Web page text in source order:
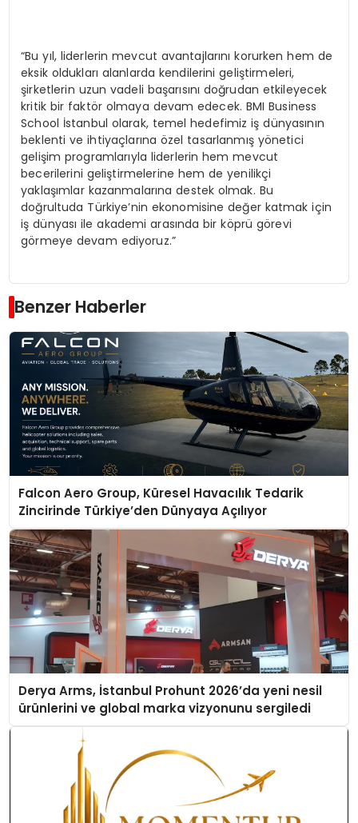
“Bu yıl, liderlerin mevcut avantajlarını korurken hem de
eksik oldukları alanlarda kendilerini geliştirmeleri,
şirketlerin uzun vadeli başarısını doğrudan etkileyecek
kritik bir faktör olmaya devam edecek. BMI Business
School İstanbul olarak, temel hedefimiz iş dünyasının
beklenti ve ihtiyaçlarına özel tasarlanmış yönetici
gelişim programlarıyla liderlerin hem mevcut
becerilerini geliştirmelerine hem de yenilikçi
yaklaşımlar kazanmalarına destek olmak. Bu
doğrultuda Türkiye’nin ekonomisine değer katmak için
iş dünyası ile akademi arasında bir köprü görevi
görmeye devam ediyoruz.”
Benzer Haberler
Falcon Aero Group, Küresel Havacılık Tedarik
Zincirinde Türkiye’den Dünyaya Açılıyor
Derya Arms, İstanbul Prohunt 2026’da yeni nesil
ürünlerini ve global marka vizyonunu sergiledi